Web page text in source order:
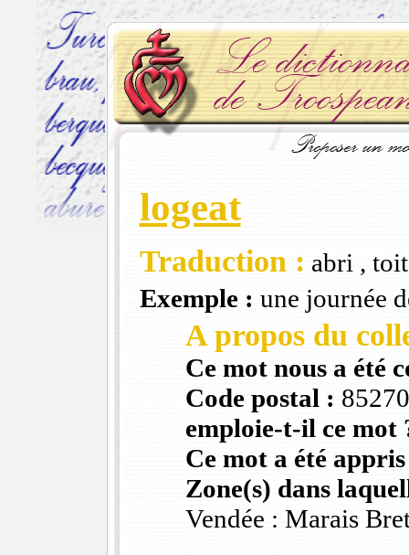
logeat
Traduction : abri , toit
Exemple : une journée
A propos du
Ce mot nous a été
Code postal :
emploie-t-il ce mot
Ce mot a été
Zone(s) dans
Vendée : Marais